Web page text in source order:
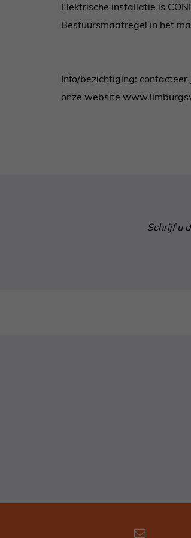
Elektrische installatie is
Bestuursmaatregel in het
Info/bezichtiging:
onze website
Schrijf u